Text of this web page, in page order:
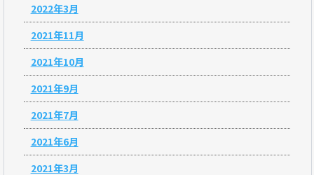
2022年3月
2021年11月
2021年10月
2021年9月
2021年7月
2021年6月
2021年3月